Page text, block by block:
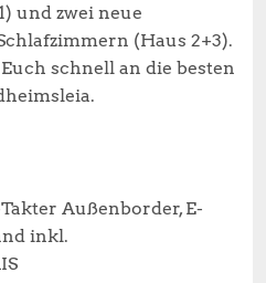
und zwei neue
(Haus 2+3).
schnell an die besten
Außenborder, E-
inkl.